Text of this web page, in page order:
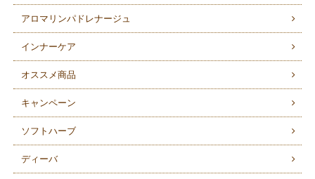
アロマリンパドレナージュ
インナーケア
オススメ商品
キャンペーン
ソフトハーブ
ディーバ